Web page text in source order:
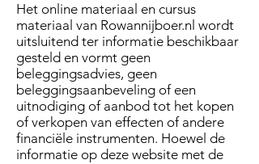
Het online materiaal en cursus
materiaal van Rowannijboer.nl wordt
uitsluitend ter informatie beschikbaar
gesteld en vormt geen
beleggingsadvies, geen
beleggingsaanbeveling of een
uitnodiging of aanbod tot het kopen
of verkopen van effecten of andere
financiële instrumenten. Hoewel de
informatie op deze website met de